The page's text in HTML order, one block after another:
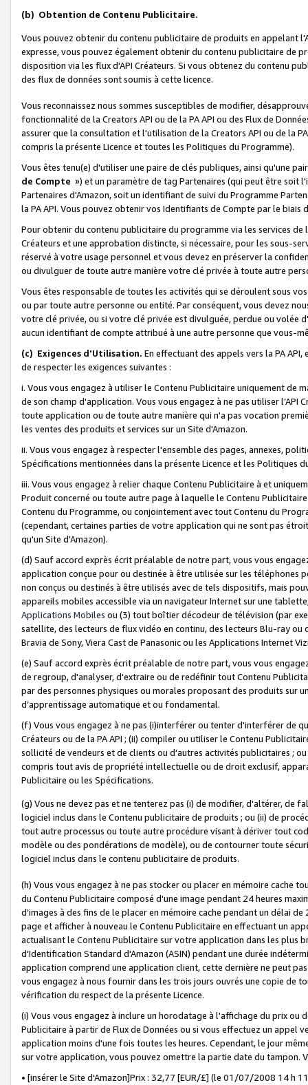
(b) Obtention de Contenu Publicitaire.
Vous pouvez obtenir du contenu publicitaire de produits en appelant
expresse, vous pouvez également obtenir du contenu publicitaire de
disposition via les flux d'API Créateurs. Si vous obtenez du contenu
des flux de données sont soumis à cette licence.
Vous reconnaissez nous sommes susceptibles de modifier,
fonctionnalité de la Creators API ou de la PA API ou des Flux de
assurer que la consultation et l'utilisation de la Creators API ou de la
compris la présente Licence et toutes les Politiques du Programme).
Vous êtes tenu(e) d'utiliser une paire de clés publiques, ainsi qu'une
de Compte ») et un paramètre de tag Partenaires (qui peut être soit
Partenaires d'Amazon, soit un identifiant de suivi du Programme
la PA API. Vous pouvez obtenir vos Identifiants de Compte par le biais
Pour obtenir du contenu publicitaire du programme via les services
Créateurs et une approbation distincte, si nécessaire, pour les sous-
réservé à votre usage personnel et vous devez en préserver la
ou divulguer de toute autre manière votre clé privée à toute autre
Vous êtes responsable de toutes les activités qui se déroulent sous
ou par toute autre personne ou entité. Par conséquent, vous devez
votre clé privée, ou si votre clé privée est divulguée, perdue ou volée
aucun identifiant de compte attribué à une autre personne que vous-
(c) Exigences d'Utilisation. En effectuant des appels vers la PA
de respecter les exigences suivantes :
i. Vous vous engagez à utiliser le Contenu Publicitaire uniquement de
de son champ d'application. Vous vous engagez à ne pas utiliser l’API
toute application ou de toute autre manière qui n'a pas vocation
les ventes des produits et services sur un Site d'Amazon.
ii. Vous vous engagez à respecter l'ensemble des pages, annexes,
Spécifications mentionnées dans la présente Licence et les Politiques
iii. Vous vous engagez à relier chaque Contenu Publicitaire à et
Produit concerné ou toute autre page à laquelle le Contenu
Contenu du Programme, ou conjointement avec tout Contenu du
(cependant, certaines parties de votre application qui ne sont pas
qu'un Site d'Amazon).
(d) Sauf accord exprès écrit préalable de notre part, vous vous
application conçue pour ou destinée à être utilisée sur les téléphones
non conçus ou destinés à être utilisés avec de tels dispositifs, mais
appareils mobiles accessible via un navigateur Internet sur une
Applications Mobiles ou (3) tout boîtier décodeur de télévision (par
satellite, des lecteurs de flux vidéo en continu, des lecteurs Blu-ray
Bravia de Sony, Viera Cast de Panasonic ou les Applications Internet
(e) Sauf accord exprès écrit préalable de notre part, vous vous
de regroup, d'analyser, d'extraire ou de redéfinir tout Contenu
par des personnes physiques ou morales proposant des produits sur
d’apprentissage automatique et ou fondamental.
(f) Vous vous engagez à ne pas (i)interférer ou tenter d'interférer de
Créateurs ou de la PA API ; (ii) compiler ou utiliser le Contenu
sollicité de vendeurs et de clients ou d'autres activités publicitaires ;
compris tout avis de propriété intellectuelle ou de droit exclusif,
Publicitaire ou les Spécifications.
(g) Vous ne devez pas et ne tenterez pas (i) de modifier, d'altérer, de
logiciel inclus dans le Contenu publicitaire de produits ; ou (ii) de
tout autre processus ou toute autre procédure visant à dériver tout
modèle ou des pondérations de modèle), ou de contourner toute
logiciel inclus dans le contenu publicitaire de produits.
(h) Vous vous engagez à ne pas stocker ou placer en mémoire cache
du Contenu Publicitaire composé d'une image pendant 24 heures
d'images à des fins de le placer en mémoire cache pendant un délai
page et afficher à nouveau le Contenu Publicitaire en effectuant un
actualisant le Contenu Publicitaire sur votre application dans les plus
d'Identification Standard d'Amazon (ASIN) pendant une durée
application comprend une application client, cette dernière ne peut
vous engagez à nous fournir dans les trois jours ouvrés une copie de
vérification du respect de la présente Licence.
(i) Vous vous engagez à inclure un horodatage à l'affichage du prix
Publicitaire à partir de Flux de Données ou si vous effectuez un appel
application moins d'une fois toutes les heures. Cependant, le jour
sur votre application, vous pouvez omettre la partie date du tampon.
• [insérer le Site d'Amazon]Prix : 32,77 [EUR/£] (le 01/07/2008 14 h